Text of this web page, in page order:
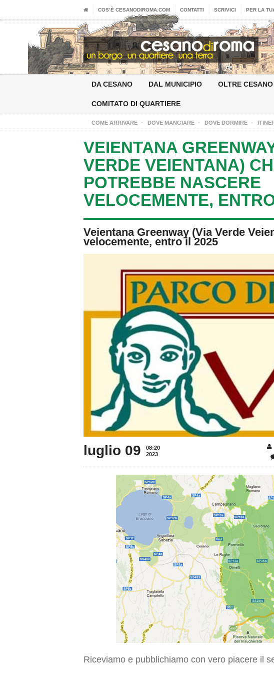
COS’È CESANODIROMA.COM CONTATTI SCRIVICI PER LA
DA CESANO DAL MUNICIPIO OLTRE CESANO
COMITATO DI QUARTIERE
COME ARRIVARE DOVE MANGIARE DOVE DORMIRE
VEIENTANA
VERDE VEIENTANA)
POTREBBE NASCERE
VELOCEMENTE,
Veientana Greenway (Via Verde
velocemente, entro il 2025
luglio 09
08:20
2023
Riceviamo e pubblichiamo con vero piacere il